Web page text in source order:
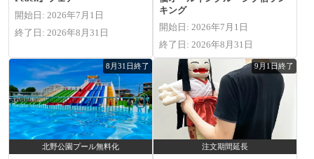
開始日: 2026年7月1日
終了日: 2026年8月31日
キング
開始日: 2026年7月1日
終了日: 2026年8月31日
8月31日終了
北野公園プール無料化
9月1日終了
注文期間延長